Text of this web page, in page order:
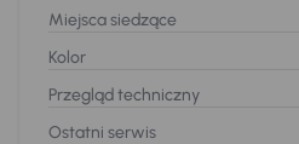
Miejsca siedzące
Kolor
Przegląd techniczny
Ostatni serwis